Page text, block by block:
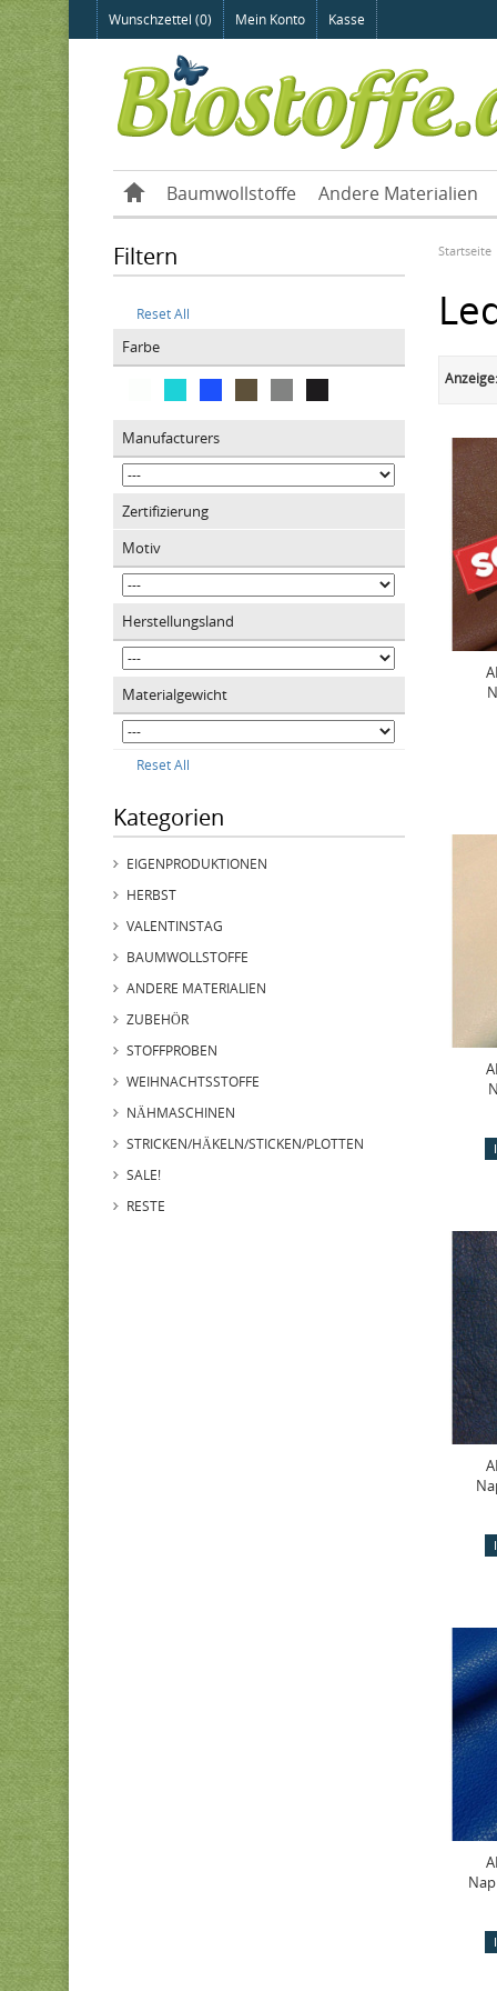
Wunschzettel (0) Mein Konto Kasse
Baumwollstoffe Andere Materialien
Filtern
Reset All
Farbe
Manufacturers
Zertifizierung
Motiv
Herstellungsland
Materialgewicht
Reset All
Kategorien
EIGENPRODUKTIONEN
HERBST
VALENTINSTAG
BAUMWOLLSTOFFE
ANDERE MATERIALIEN
ZUBEHÖR
STOFFPROBEN
WEIHNACHTSSTOFFE
NÄHMASCHINEN
STRICKEN/HÄKELN/STICKEN/PLOTTEN
SALE!
RESTE
Startseite
Anzeige: